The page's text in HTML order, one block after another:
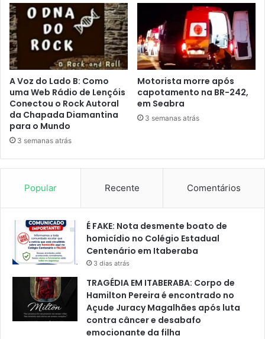
A Voz do Lado B: Como
uma Web Rádio de Lençóis
Conectou o Rock Autoral
da Chapada Diamantina
para o Mundo
3 semanas atrás
Motorista morre após
capotamento na BR-242,
em Seabra
3 semanas atrás
Popular Recente Comentários
É FAKE: Nota desmente boato de
homicídio no Colégio Estadual
Centenário em Itaberaba
3 dias atrás
TRAGÉDIA EM ITABERABA: Corpo de
Hamilton Pereira é encontrado no
Açude Juracy Magalhães após luta
contra câncer e desabafo
emocionante da filha